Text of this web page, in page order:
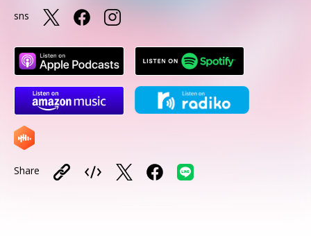
sns
Share